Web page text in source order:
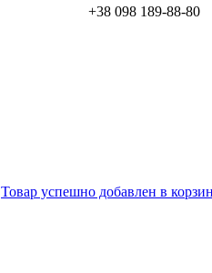
+38 098 189-88-80
Товар успешно добавлен в